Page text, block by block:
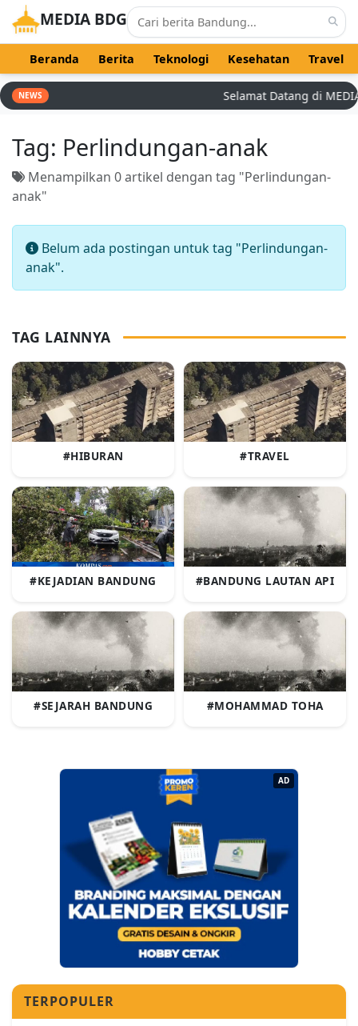
MEDIA BDG
Beranda Berita Teknologi Kesehatan Travel
NEWS Selamat Datang di
Tag: Perlindungan-anak
Menampilkan 0 artikel dengan tag "Perlindungan-
anak"
Belum ada postingan untuk tag "Perlindungan-
anak".
TAG LAINNYA
#HIBURAN #TRAVEL
#KEJADIAN BANDUNG #BANDUNG LAUTAN API
#SEJARAH BANDUNG #MOHAMMAD TOHA
AD
TERPOPULER